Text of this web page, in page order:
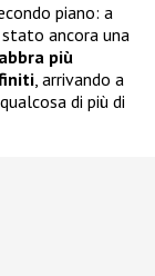
piano: a
ancora una
più
, arrivando a
di più di